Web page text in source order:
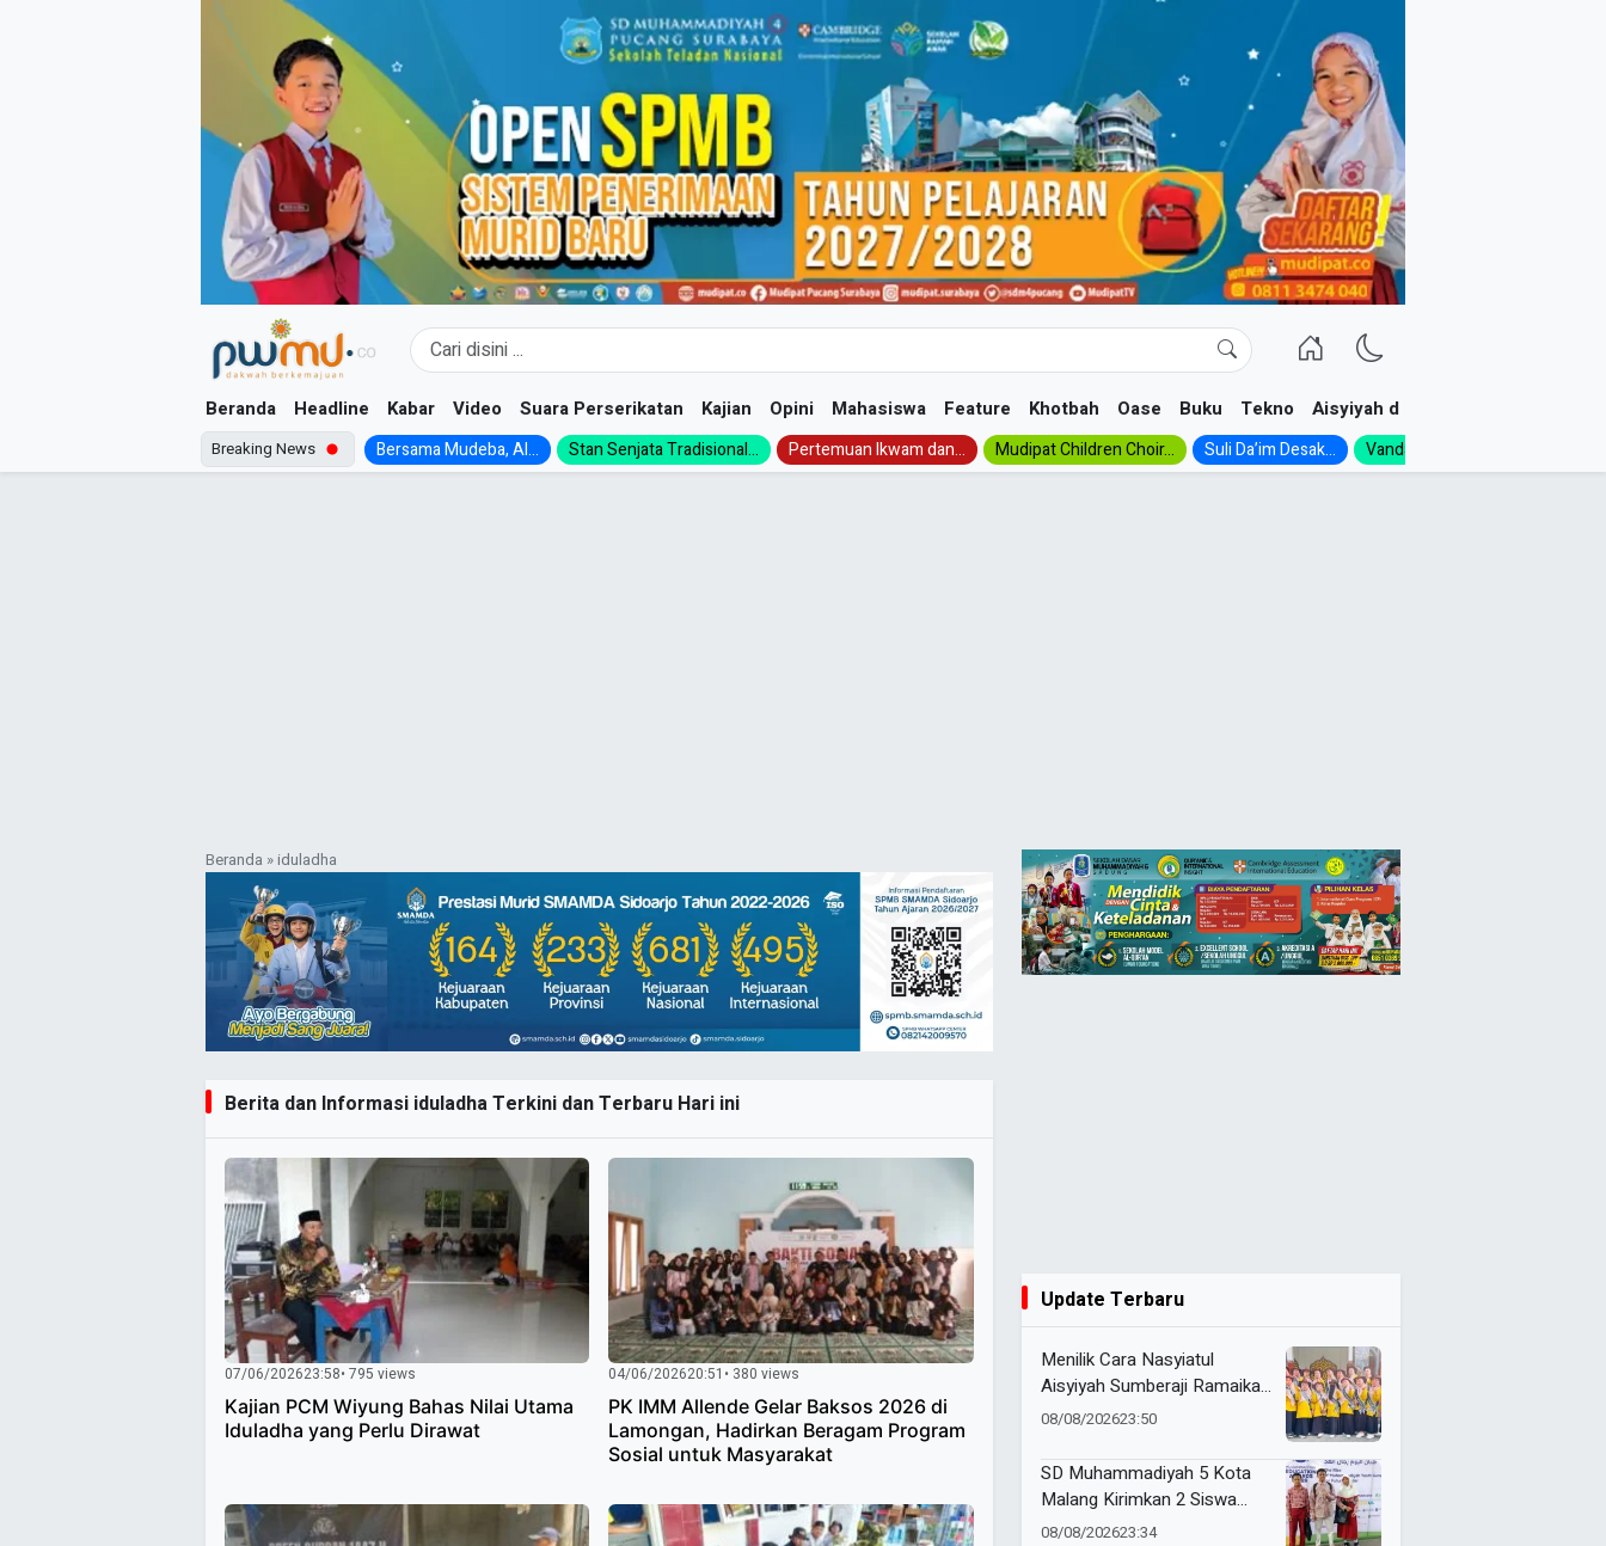
Beranda Headline Kabar Video Suara Perserikatan Kajian Opini Mahasiswa Feature Khotbah Oase Buku Tekno Aisyiyah dan NA
Breaking News Bersama Mudeba, Al... Stan Senjata Tradisional... Pertemuan Ikwam dan... Mudipat Children Choir... Suli Da’im Desak... Vanda, Siswa SMK...
Beranda »iduladha
Berita dan Informasi iduladha Terkini dan Terbaru Hari ini
07/06/202623:58• 795 views
Kajian PCM Wiyung Bahas Nilai Utama
Iduladha yang Perlu Dirawat
04/06/202620:51 • 380 views
PK IMM Allende Gelar Baksos 2026 di
Lamongan, Hadirkan Beragam Program
Sosial untuk Masyarakat
Update Terbaru
Menilik Cara Nasyiatul
Aisyiyah Sumberaji Ramaikan
HUT ke-81 RI Kecamatan
08/08/202623:50
SD Muhammadiyah 5 Kota
Malang Kirimkan 2 Siswa
Terbaiknya ke ME Award
08/08/202623:34